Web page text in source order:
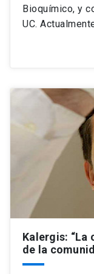
Padres y familia
Mi Portal UC launch
Bioquímico, y
UC.
Kalergis: “La
de la